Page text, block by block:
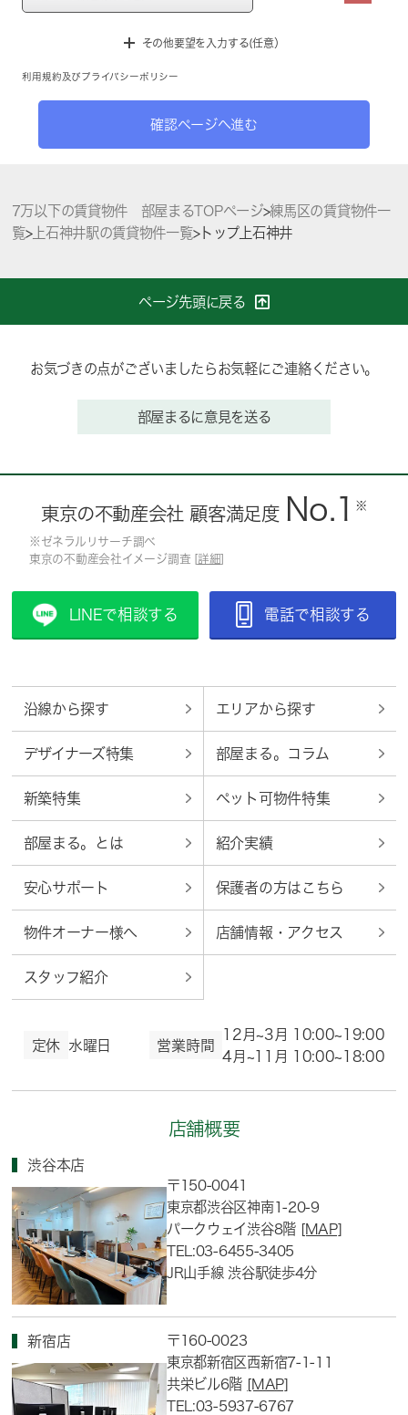
その他要望を入力する(任意）
利用規約 及び プライバシーポリシー
確認ページへ進む
7万以下の賃貸物件 部屋まるTOPページ>練馬区の賃貸物件一
覧>上石神井駅の賃貸物件一覧>トップ上石神井
ページ先頭に戻る
お気づきの点がございましたらお気軽にご連絡ください。
部屋まるに意見を送る
東京の不動産会社 顧客満足度 No.1 ※
※ゼネラルリサーチ調べ
東京の不動産会社イメージ調査 [ 詳細
LINEで相談する 電話で相談する
沿線から探す エリアから探す
デザイナーズ特集 部屋まる。コラム
新築特集 ペット可物件特集
部屋まる。とは 紹介実績
安心サポート 保護者の方はこちら
物件オーナー様へ 店舗情報・アクセス
スタッフ紹介
定休 水曜日 営業時間
12月~3月 10:00~19:00
4月~11月 10:00~18:00
店舗概要
渋谷本店
〒150-0041
東京都渋谷区神南1-20-9
パークウェイ渋谷8階 [MAP]
TEL:03-6455-3405
JR山手線 渋谷駅徒歩4分
新宿店
〒160-0023
東京都新宿区西新宿7-1-11
共栄ビル6階 [MAP]
TEL:03-5937-6767